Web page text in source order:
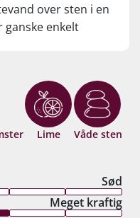
over sten i en
enkelt
nu, eller gem 8-10
Lime Våde sten
Sød
Meget kraftig